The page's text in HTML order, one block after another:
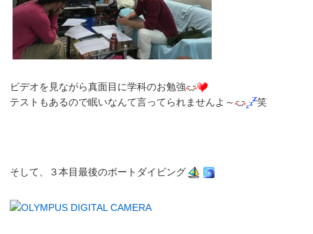
ビデオを見ながら真面目に学科のお勉強
テストもあるので眠いなんて言ってられませんよ～
笑
そして、３本目最後のボートダイビング